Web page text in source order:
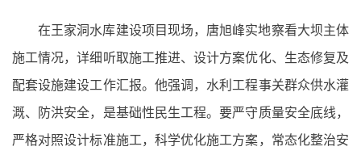
在王家洞水库建设项目现场，唐旭峰实地察看大坝主体
施工情况，详细听取施工推进、设计方案优化、生态修复及
配套设施建设工作汇报。他强调，水利工程事关群众供水灌
溉、防洪安全，是基础性民生工程。要严守质量安全底线，
严格对照设计标准施工，科学优化施工方案，常态化整治安